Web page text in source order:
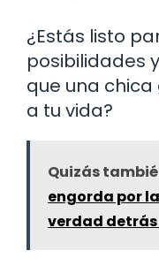
¿Estás listo
posibilidades
que una
a tu vida?
Quizás
engorda por
verdad